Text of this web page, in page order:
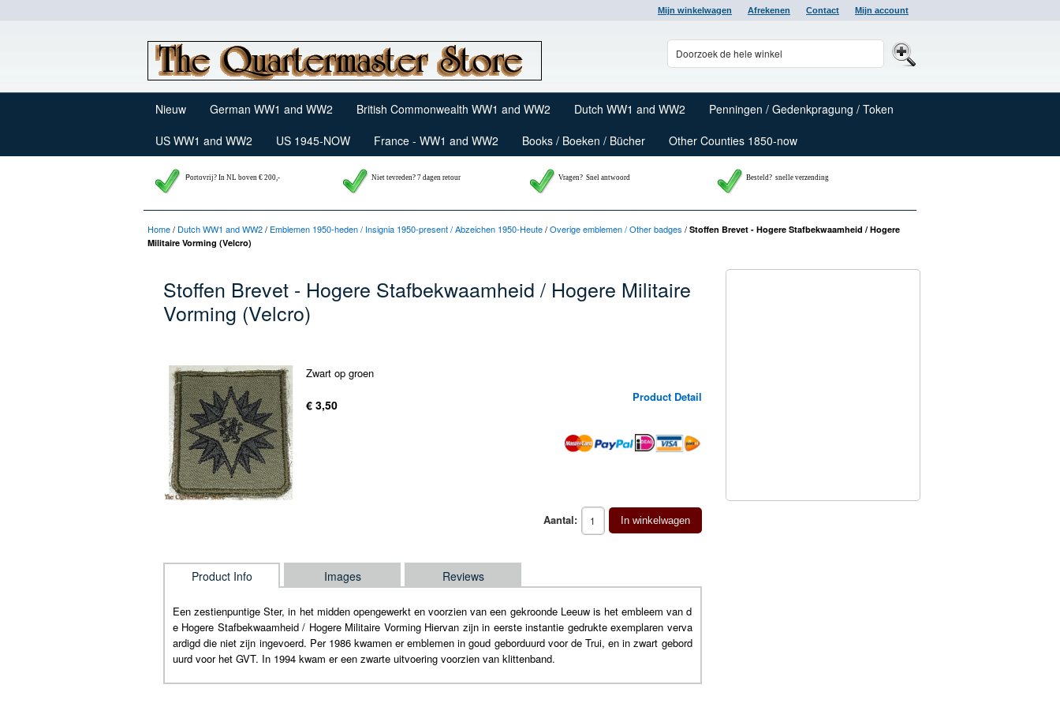
Mijn winkelwagen Afrekenen Contact Mijn account
Nieuw German WW1 and WW2 British Commonwealth WW1 and WW2 Dutch WW1 and WW2
Penningen / Gedenkpragung / Token
US WW1 and WW2
US 1945-NOW France - WW1 and WW2 Books / Boeken / Bücher Other Counties 1850-now
Portovrij? In NL boven € 200,- Niet tevreden? 7 dagen retour Vragen? Snel antwoord Besteld? snelle verzending
Home/ Dutch WW1 and WW2/ Emblemen 1950-heden / Insignia 1950-present / Abzeichen 1950-Heute/Overige emblemen / Other badges / Stoffen Brevet - Hogere Stafbekwaamheid / Hogere
Militaire Vorming (Velcro)
Stoffen Brevet - Hogere Stafbekwaamheid / Hogere Militaire
Vorming (Velcro)
Zwart op groen
Product Detail
€ 3,50
Aantal: In winkelwagen
Product Info Images Reviews
Een zestienpuntige Ster, in het midden opengewerkt en voorzien van een gekroonde Leeuw is het embleem van d
e Hogere Stafbekwaamheid / Hogere Militaire Vorming Hiervan zijn in eerste instantie gedrukte exemplaren verva
ardigd die niet zijn ingevoerd. Per 1986 kwamen er emblemen in goud geborduurd voor de Trui, en in zwart gebord
uurd voor het GVT. In 1994 kwam er een zwarte uitvoering voorzien van klittenband.